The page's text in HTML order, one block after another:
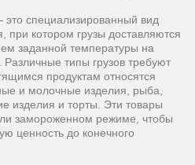
специализированный вид
при котором грузы доставляются
заданной температуры на
типы грузов требуют
продуктам относятся
и молочные изделия, рыба,
изделия и торты. Эти товары
замороженном режиме, чтобы
ценность до конечного